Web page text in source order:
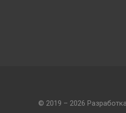
© 2019 – 2026